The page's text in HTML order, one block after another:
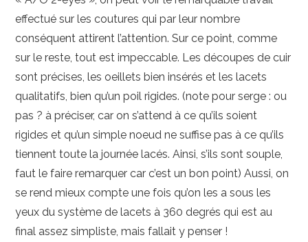
effectué sur les coutures qui par leur nombre
conséquent attirent l’attention. Sur ce point, comme
sur le reste, tout est impeccable. Les découpes de cuir
sont précises, les oeillets bien insérés et les lacets
qualitatifs, bien qu’un poil rigides. (note pour serge : ou
pas ? à préciser, car on s’attend à ce qu’ils soient
rigides et qu’un simple noeud ne suffise pas à ce qu’ils
tiennent toute la journée lacés. Ainsi, s’ils sont souple,
faut le faire remarquer car c’est un bon point) Aussi, on
se rend mieux compte une fois qu’on les a sous les
yeux du système de lacets à 360 degrés qui est au
final assez simpliste, mais fallait y penser !